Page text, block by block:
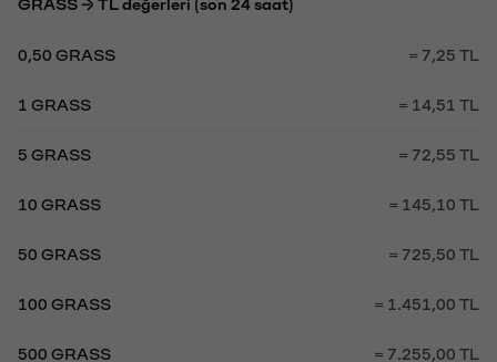
0,50 GRASS = 7,25 TL
1 GRASS = 14,51 TL
5 GRASS = 72,55 TL
10 GRASS = 145,10 TL
50 GRASS = 725,50 TL
100 GRASS = 1.451,00 TL
500 GRASS = 7.255,00 TL